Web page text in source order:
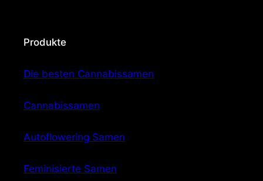
Produkte
Die besten Cannabissamen
Cannabissamen
Autoflowering Samen
Feminisierte Samen